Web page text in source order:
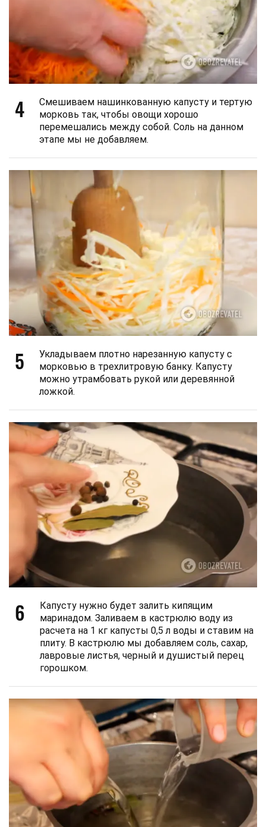
4
Смешиваем нашинкованную капусту и тертую
морковь так, чтобы овощи хорошо
перемешались между собой. Соль на данном
этапе мы не добавляем.
5
Укладываем плотно нарезанную капусту с
морковью в трехлитровую банку. Капусту
можно утрамбовать рукой или деревянной
ложкой.
6
Капусту нужно будет залить кипящим
маринадом. Заливаем в кастрюлю воду из
расчета на 1 кг капусты 0,5 л воды и ставим на
плиту. В кастрюлю мы добавляем соль, сахар,
лавровые листья, черный и душистый перец
горошком.